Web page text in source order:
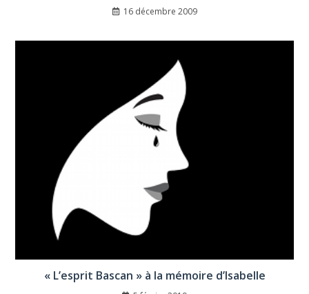
16 décembre 2009
« L’esprit Bascan » à la mémoire d’Isabelle